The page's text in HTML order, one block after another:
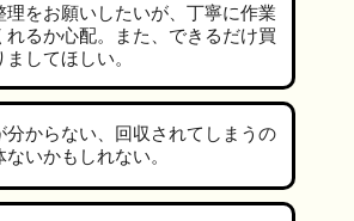
理をお願いしたいが、丁寧に作業
れるか心配。また、できるだけ買
ましてほしい。
分からない、回収されてしまうの
ないかもしれない。